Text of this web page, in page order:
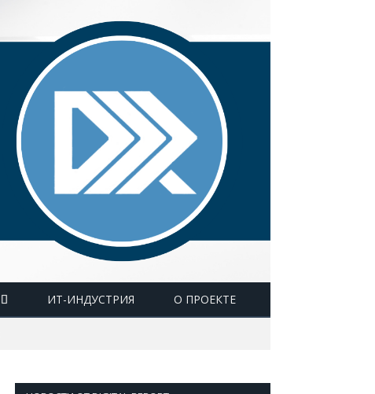
ИТ-ИНДУСТРИЯ О ПРОЕКТЕ